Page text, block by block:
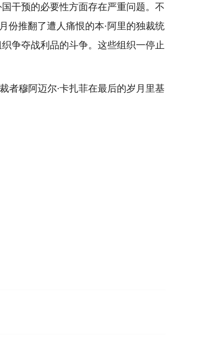
干预的必要性方面存在严重问题。不
份推翻了遭人痛恨的本·阿里的独裁统
争夺战利品的斗争。这些组织一停止
穆阿迈尔·卡扎菲在最后的岁月里基